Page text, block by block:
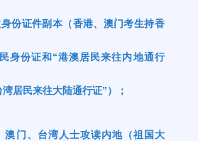
份证件副本（香港、澳门考生持香
身份证和“港澳居民来往内地通行
湾居民来往大陆通行证”）；
澳门、台湾人士攻读内地（祖国大